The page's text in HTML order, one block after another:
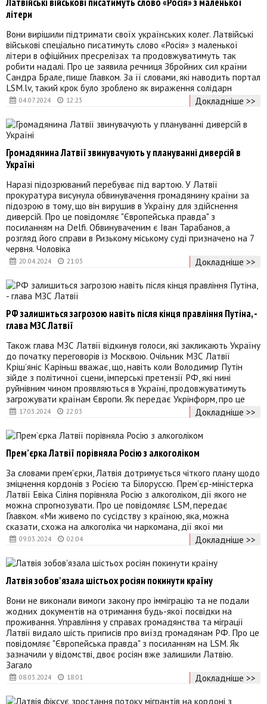
04.07.2024 12:23
літери
Вони вирішили підтримати своїх українських колег. Латвійські
військові спеціально писатимуть слово «Росія» з маленької
літери в офіційних пресрелізах та продовжуватимуть так
робити надалі. Про це заявила речниця Збройних сил країни
Сандра Брале, пише Главком. За її словами, які наводить портал
LSM.lv, такий крок було зроблено як вираження солідарн
Докладніше >>
20.04.2024 21:03
Громадянина Латвії звинувачують у плануванні диверсій в
Україні
Наразі підозрюваний перебуває під вартою. У Латвії
прокуратура висунула обвинувачення громадянину країни за
підозрою в тому, що він вирушив в Україну для здійснення
диверсій. Про це повідомляє "Європейська правда" з
посиланням на Delfi. Обвинуваченим є Іван Тарабанов, а
розгляд його справи в Ризькому міському суді призначено на 7
червня. Чоловіка
Докладніше >>
17.03.2024 22:03
РФ залишиться загрозою навіть після кінця правління Путіна, -
глава МЗС Латвії
Також глава МЗС Латвії відкинув голоси, які закликають Україну
до початку переговорів із Москвою. Очільник МЗС Латвії
Кріш’яніс Каріньш вважає, що, навіть коли Володимир Путін
зійде з політичної сцени, імперські претензії РФ, які нині
руйнівним чином проявляються в Україні, продовжуватимуть
загрожувати країнам Європи. Як передає Укрінформ, про це
Докладніше >>
09.03.2024 02:04
Прем’єрка Латвії порівняла Росію з алкоголіком
За словами прем'єрки, Латвія дотримується чіткого плану щодо
зміцнення кордонів з Росією та Білоруссю. Прем’єр-міністерка
Латвії Евіка Сіліня порівняла Росію з алкоголіком, дії якого не
можна спрогнозувати. Про це повідомляє LSM, передає
Главком. «Ми живемо по сусідству з країною, яка, можна
сказати, схожа на алкоголіка чи наркомана, дії якої ми
Докладніше >>
08.03.2024 18:01
Латвія зобов'язала шістьох росіян покинути країну
Вони не виконали вимоги закону про імміграцію та не подали
жодних документів на отримання будь-якої посвідки на
проживання. Управління у справах громадянства та міграції
Латвії видало шість приписів про виїзд громадянам РФ. Про це
повідомляє "Європейська правда" з посиланням на LSM. Як
зазначили у відомстві, двоє росіян вже залишили Латвію.
Загало
Докладніше >>